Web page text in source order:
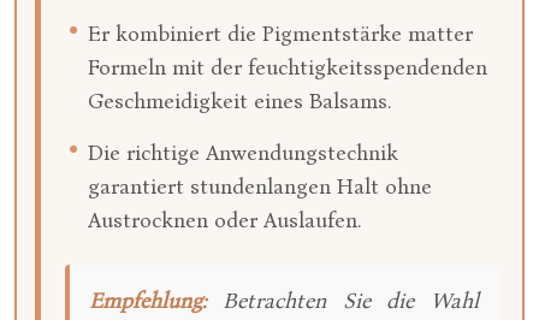
Er kombiniert die Pigmentstärke matter
Formeln mit der feuchtigkeitsspendenden
Geschmeidigkeit eines Balsams.
Die richtige Anwendungstechnik
garantiert stundenlangen Halt ohne
Austrocknen oder Auslaufen.
Empfehlung:Betrachten Sie die Wahl